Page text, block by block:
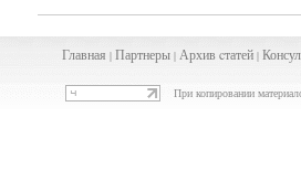
Главная | Партнеры| Архив cтатей|
При копировании